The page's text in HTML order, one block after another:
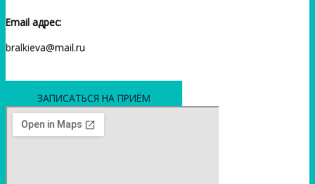
Email адрес:
bralkieva@mail.ru
ЗАПИСАТЬСЯ НА ПРИЁМ